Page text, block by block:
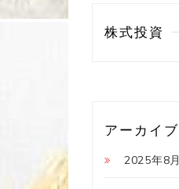
株式投資
アーカイブ
2025年8月